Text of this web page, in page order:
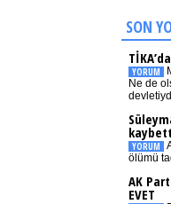
SON
YORUM
Ne de
YORUM
ölümü
AK
EVET